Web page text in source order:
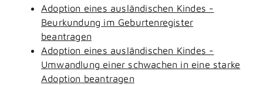
Adoption eines ausländischen Kindes -
Beurkundung im Geburtenregister
beantragen
Adoption eines ausländischen Kindes -
Umwandlung einer schwachen in eine starke
Adoption beantragen